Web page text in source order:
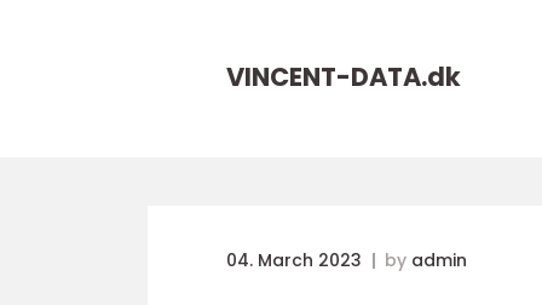
VINCENT-DATA.dk
04. March 2023 by admin